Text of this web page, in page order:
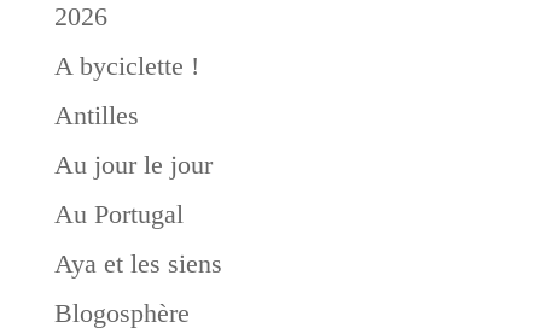
2026
A byciclette !
Antilles
Au jour le jour
Au Portugal
Aya et les siens
Blogosphère